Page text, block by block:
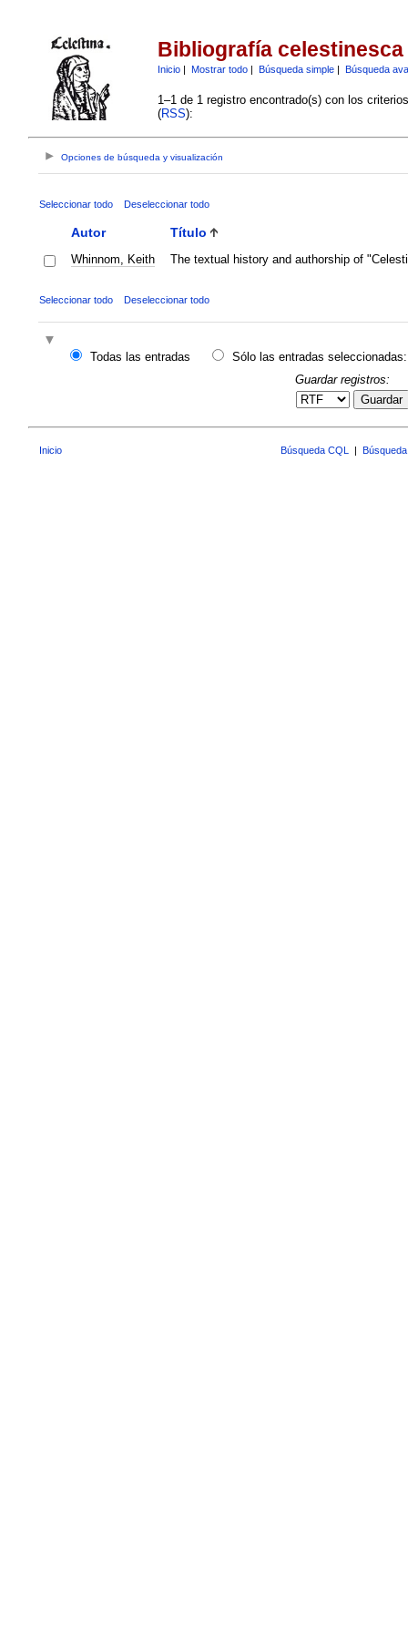
Bibliografía celestinesca
Inicio| Mostrar todo| Búsqueda simple| Búsqueda
1–1 de 1 registro encontrado(s) con los
(RSS):
Opciones de búsqueda y visualización
Seleccionar todo Deseleccionar todo
Autor Título
Whinnom, Keith The textual history and authorship of
Seleccionar todo Deseleccionar todo
Todas las entradas
Sólo las entradas seleccionadas:
Guardar registros:
Guardar
Inicio Búsqueda CQL